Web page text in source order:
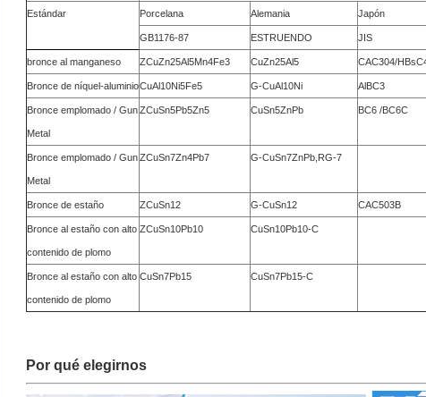
Estándar Porcelana Alemania Japón
GB1176-87 ESTRUENDO JIS
bronce al manganeso ZCuZn25Al5Mn4Fe3 CuZn25Al5 CAC304/
Bronce de níquel-aluminioCuAl10Ni5Fe5 G-CuAl10Ni AlBC3
Bronce emplomado / Gun
Metal
ZCuSn5Pb5Zn5 CuSn5ZnPb BC6 /BC6C
Bronce emplomado / Gun
Metal
ZCuSn7Zn4Pb7 G-CuSn7ZnPb,RG-7
Bronce de estaño ZCuSn12 G-CuSn12 CAC503B
Bronce al estaño con alto
contenido de plomo
ZCuSn10Pb10 CuSn10Pb10-C
Bronce al estaño con alto
contenido de plomo
CuSn7Pb15 CuSn7Pb15-C
Por qué elegirnos